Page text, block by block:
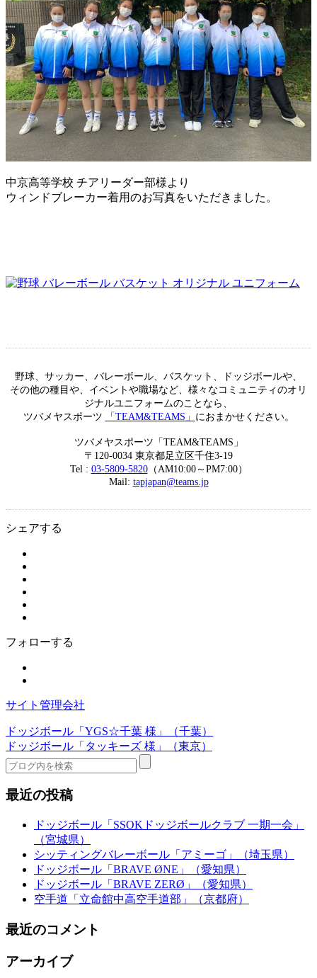
中京高等学校 チアリーダー部様より
ウィンドブレーカー着用のお写真をいただきました。
野球、サッカー、バレーボール、バスケット、ドッジボールや、
その他の種目や、イベントや職場など、様々なコミュニティのオリ
ジナルユニフォームのことなら、
ツバメヤスポーツ
「TEAM&TEAMS」 におまかせください。
ツバメヤスポーツ「TEAM&TEAMS」
〒120-0034 東京都足立区千住3-19
Tel : 03-5809-5820（AM10:00～PM7:00）
Mail: tapjapan@teams.jp
シェアする
フォローする
サイト管理会社
ドッジボール「YGS☆千葉 様」（千葉）
ドッジボール「タッキーズ 様」（東京）
最近の投稿
ドッジボール「SSOKドッジボールクラブ 一期一会」
（宮城県）
シッティングバレーボール「アミーゴ」（埼玉県）
ドッジボール「BRAVE ØNE」（愛知県）
ドッジボール「BRAVE ZERØ」（愛知県）
空手道「立命館中高空手道部」（京都府）
最近のコメント
アーカイブ